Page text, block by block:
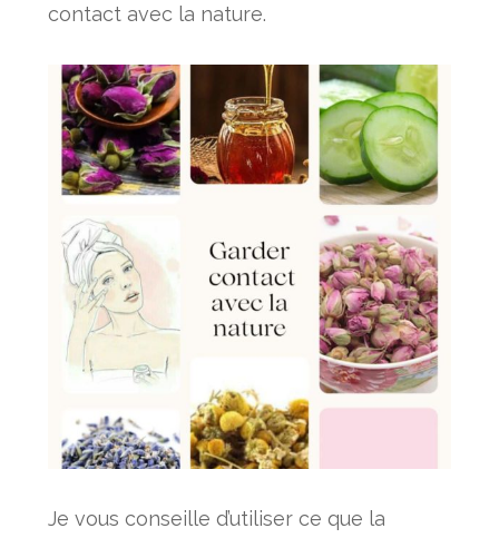
contact avec la nature.
Je vous conseille d’utiliser ce que la